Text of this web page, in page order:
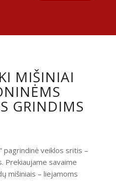
MIŠINIAI
GRINDIMS
pagrindinė veiklos sritis –
Prekiaujame savaime
mišiniais – liejamoms